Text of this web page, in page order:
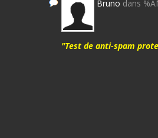
Bruno dans
"Test de anti-spam